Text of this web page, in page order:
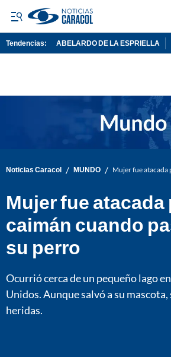
Tendencias: ABELARDO DE LA ESPRIELLA
Noticias Caracol / MUNDO / Mujer fue atacada
Mujer fue atacada
caimán cuando
su perro
Ocurrió cerca de un pequeño lago
Unidos. Aunque salvó a su
heridas.